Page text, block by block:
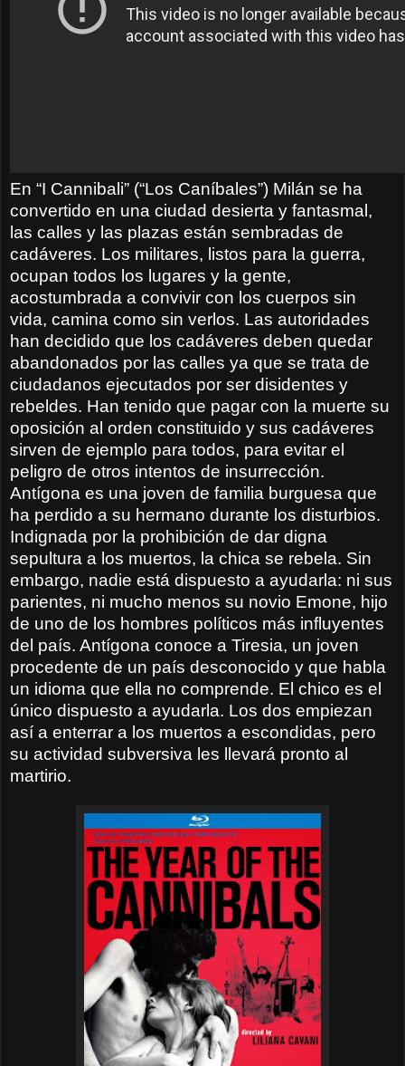
En “I Cannibali” (“Los Caníbales”) Milán se ha
convertido en una ciudad desierta y fantasmal,
las calles y las plazas están sembradas de
cadáveres. Los militares, listos para la guerra,
ocupan todos los lugares y la gente,
acostumbrada a convivir con los cuerpos sin
vida, camina como sin verlos. Las autoridades
han decidido que los cadáveres deben quedar
abandonados por las calles ya que se trata de
ciudadanos ejecutados por ser disidentes y
rebeldes. Han tenido que pagar con la muerte su
oposición al orden constituido y sus cadáveres
sirven de ejemplo para todos, para evitar el
peligro de otros intentos de insurrección.
Antígona es una joven de familia burguesa que
ha perdido a su hermano durante los disturbios.
Indignada por la prohibición de dar digna
sepultura a los muertos, la chica se rebela. Sin
embargo, nadie está dispuesto a ayudarla: ni sus
parientes, ni mucho menos su novio Emone, hijo
de uno de los hombres políticos más influyentes
del país. Antígona conoce a Tiresia, un joven
procedente de un país desconocido y que habla
un idioma que ella no comprende. El chico es el
único dispuesto a ayudarla. Los dos empiezan
así a enterrar a los muertos a escondidas, pero
su actividad subversiva les llevará pronto al
martirio.